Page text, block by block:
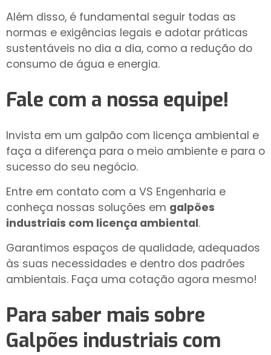
Além disso, é fundamental seguir todas as
normas e exigências legais e adotar práticas
sustentáveis no dia a dia, como a redução do
consumo de água e energia.
Fale com a nossa equipe!
Invista em um galpão com licença ambiental e
faça a diferença para o meio ambiente e para o
sucesso do seu negócio.
Entre em contato com a VS Engenharia e
conheça nossas soluções em galpões
industriais com licença ambiental.
Garantimos espaços de qualidade, adequados
às suas necessidades e dentro dos padrões
ambientais. Faça uma cotação agora mesmo!
Para saber mais sobre
Galpões industriais com